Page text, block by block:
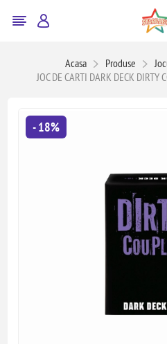
Acasa Produse
JOC DE CARTI DARK DECK
- 18%